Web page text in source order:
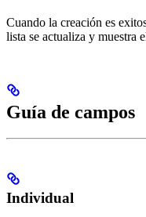
Cuando la creación es
lista se actualiza y muestra
Guía de campos
Individual